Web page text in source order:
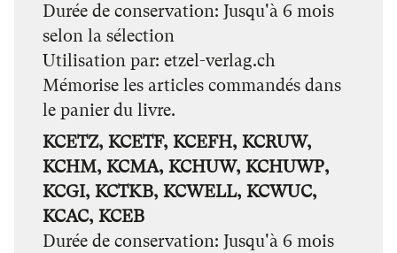
Durée de conservation Jusqu'à 6 mois
selon la sélection
Utilisation par etzel-verlag.ch
Mémorise les articles commandés dans
le panier du livre.
KCETZ, KCETF, KCEFH, KCRUW,
KCHM, KCMA, KCHUW, KCHUWP,
KCGI, KCTKB, KCWELL, KCWUC,
KCAC, KCEB
Durée de conservation Jusqu'à 6 mois